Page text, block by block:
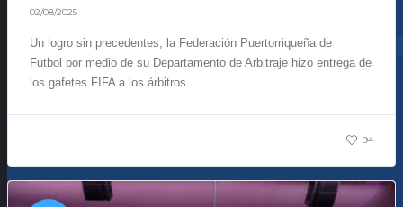
02/08/2025
Un logro sin precedentes, la Federación Puertorriqueña de
Futbol por medio de su Departamento de Arbitraje hizo entrega de
los gafetes FIFA a los árbitros...
94